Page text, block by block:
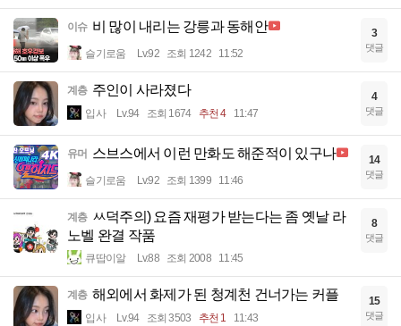
이슈 비 많이 내리는 강릉과 동해안
슬기로움 Lv.92 조회 1242 11:52
3
댓글
계층 주인이 사라졌다
입사 Lv.94 조회 1674 추천 4 11:47
4
댓글
유머 스브스에서 이런 만화도 해준적이 있구나
슬기로움 Lv.92 조회 1399 11:46
14
댓글
계층 ㅆ덕주의) 요즘 재평가 받는다는 좀 옛날 라
노벨 완결 작품
큐땁이알 Lv.88 조회 2008 11:45
8
댓글
계층 해외에서 화제가 된 청계천 건너가는 커플
입사 Lv.94 조회 3503 추천 1 11:43
15
댓글